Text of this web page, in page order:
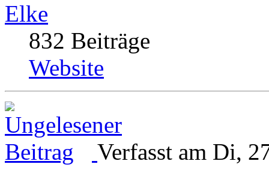
Elke
832 Beiträge
Website
Verfasst am Di,